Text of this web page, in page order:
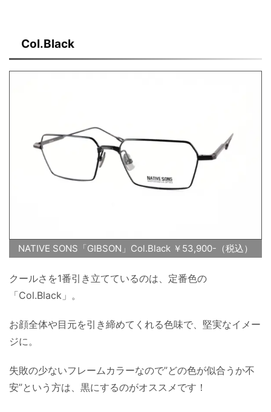
Col.Black
NATIVE SONS「GIBSON」Col.Black ￥53,900-（税込）
クールさを1番引き立てているのは、定番色の
「Col.Black」。
お顔全体や目元を引き締めてくれる色味で、堅実なイメー
ジに。
失敗の少ないフレームカラーなので”どの色が似合うか不
安”という方は、黒にするのがオススメです！